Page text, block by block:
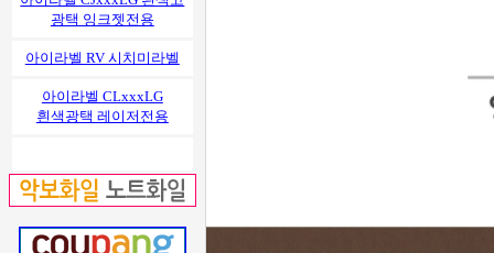
광택 잉크젯전용
아이라벨 RV 시치미라벨
아이라벨 CLxxxLG
흰색광택 레이저전용